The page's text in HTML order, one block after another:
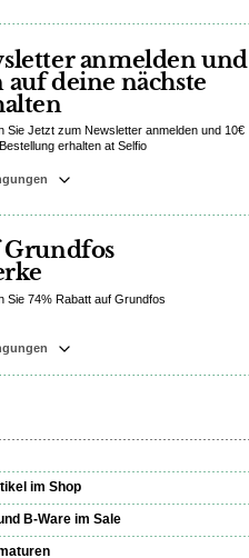
anmelden und
auf deine nächste
Sie Jetzt zum Newsletter anmelden und 10€
erhalten at Selfio
Grundfos
Sie 74% Rabatt auf Grundfos
im Shop
B-Ware im Sale